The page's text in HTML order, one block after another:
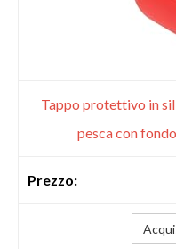
Tappo protettivo in
pesca con